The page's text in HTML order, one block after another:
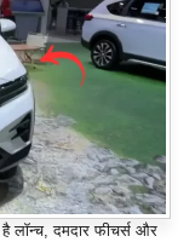
लॉन्च, दमदार फीचर्स और